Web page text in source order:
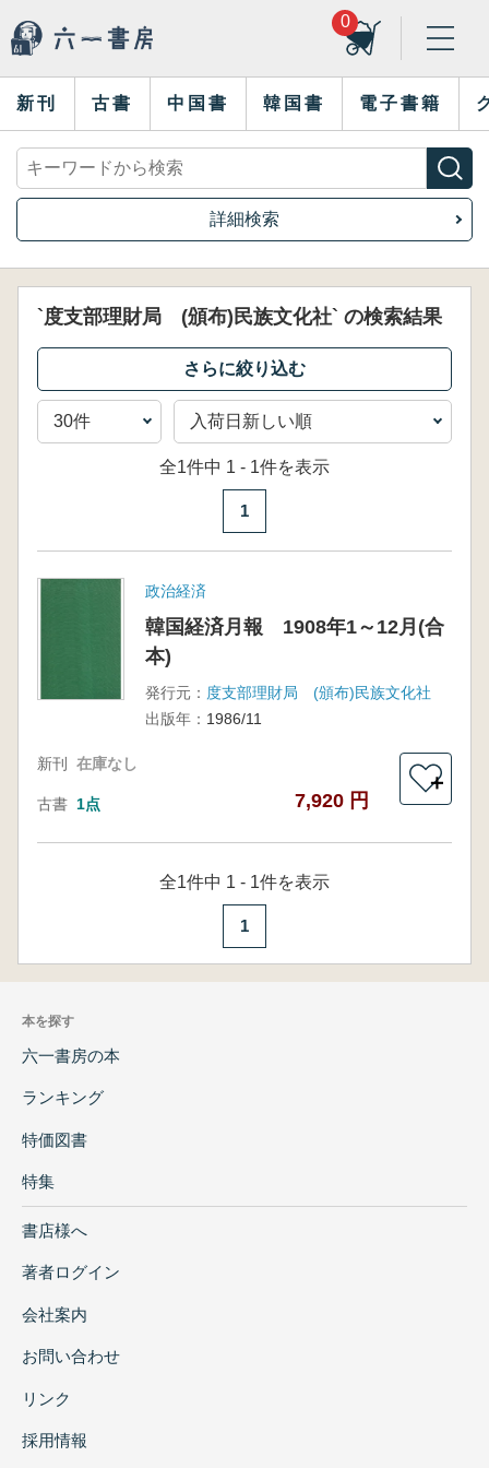
0
新刊 古書 中国書 韓国書 電子書籍
詳細検索
`度支部理財局 (頒布)民族文化社` の検索結果
全1件中 1 - 1件を表示
1
政治経済
韓国経済月報 1908年1～12月(合
本)
発行元： 度支部理財局 (頒布)民族文化社
出版年： 1986/11
新刊 在庫なし
古書 1点 7,920 円
＋
全1件中 1 - 1件を表示
1
本を探す
六一書房の本
ランキング
特価図書
特集
書店様へ
著者ログイン
会社案内
お問い合わせ
リンク
採用情報